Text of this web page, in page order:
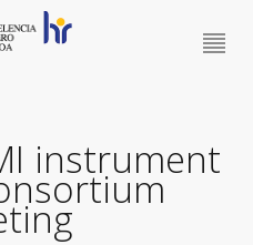
instrument